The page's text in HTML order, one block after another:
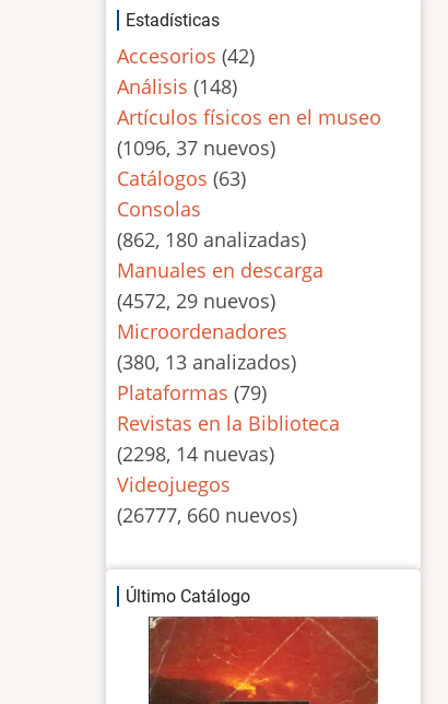
Estadísticas
Accesorios (42)
Análisis (148)
Artículos físicos en el museo
(1096, 37 nuevos)
Catálogos (63)
Consolas
(862, 180 analizadas)
Manuales en descarga
(4572, 29 nuevos)
Microordenadores
(380, 13 analizados)
Plataformas (79)
Revistas en la Biblioteca
(2298, 14 nuevas)
Videojuegos
(26777, 660 nuevos)
Último Catálogo